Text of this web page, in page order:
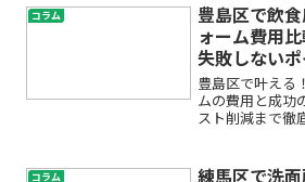
コラム
豊島区で飲
ォーム費用
失敗しない
豊島区で叶える
ムの費用と成功
スト削減まで徹
ンを新しくし
が不安…」「豊
ーム会社をどう
コラム
練馬区で洗